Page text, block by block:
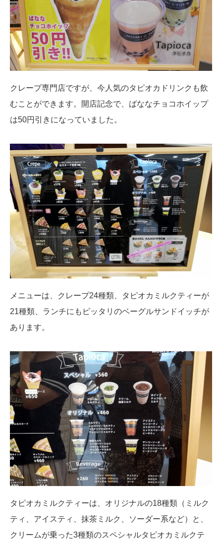
クレープ専門店ですが、今人気のタピオカドリンクも飲
むことができます。開店記念で、ばななチョコホイップ
は50円引きになっていました。
メニューは、クレープ24種類、タピオカミルクティーが
21種類、ランチにもピッタリのベーグルサンドイッチが
あります。
タピオカミルクティーは、オリジナルの18種類（ミルク
ティ、アイスティ、抹茶ミルク、ソーダー系など）と、
クリームが乗った3種類のスペシャルタピオカミルクテ